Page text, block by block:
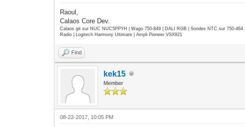
Raoul,
Calaos Core Dev.
Calaos git sur NUC NUC5PPYH | Wago 750-849 | DALI RGB | Sondes NTC sur 750-
Radio | Logitech Harmony Ultimate | Ampli Pioneer VSX921
Find
kek15
Member
08-22-2017, 10:05 PM